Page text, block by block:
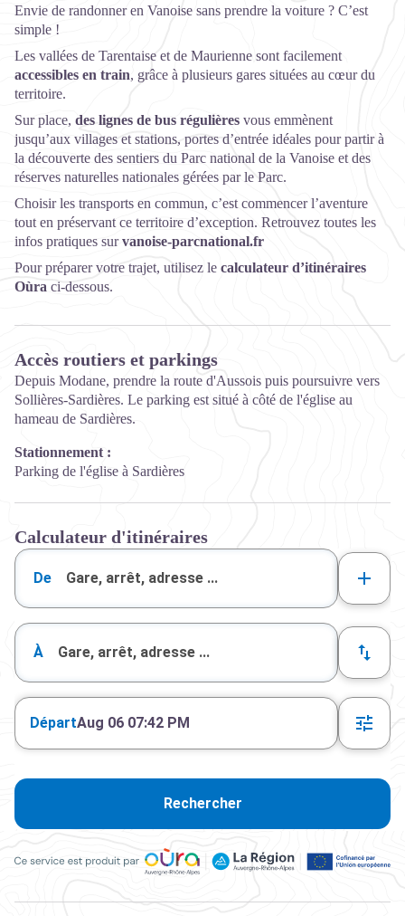
Envie de randonner en Vanoise sans prendre la voiture ? C’est
simple !
Les vallées de Tarentaise et de Maurienne sont facilement
accessibles en train, grâce à plusieurs gares situées au cœur du
territoire.
Sur place, des lignes de bus régulières vous emmènent
jusqu’aux villages et stations, portes d’entrée idéales pour partir à
la découverte des sentiers du Parc national de la Vanoise et des
réserves naturelles nationales gérées par le Parc.
Choisir les transports en commun, c’est commencer l’aventure
tout en préservant ce territoire d’exception. Retrouvez toutes les
infos pratiques survanoise-parcnational.fr
Pour préparer votre trajet, utilisez le calculateur d’itinéraires
Oùra ci-dessous.
Accès routiers et parkings
Depuis Modane, prendre la route d'Aussois puis poursuivre vers
Sollières-Sardières. Le parking est situé à côté de l'église au
hameau de Sardières.
Stationnement :
Parking de l'église à Sardières
Calculateur d'itinéraires
De
À
DépartAug 06 07:42 PM
Rechercher